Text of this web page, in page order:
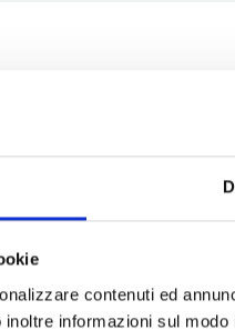
contenuti ed
informazioni sul
and also with the layout in
weblog like this one today